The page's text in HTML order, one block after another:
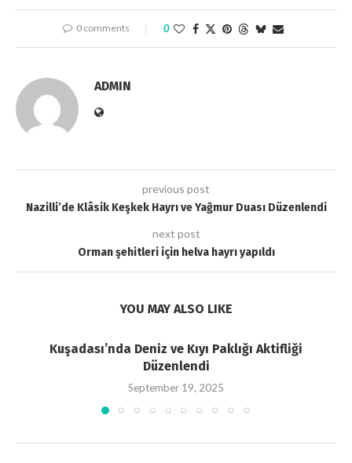
0 comments 0
ADMIN
previous post
Nazilli’de Klâsik Keşkek Hayrı ve Yağmur Duası Düzenlendi
next post
Orman şehitleri için helva hayrı yapıldı
YOU MAY ALSO LIKE
Kuşadası’nda Deniz ve Kıyı Paklığı Aktifliği
Düzenlendi
September 19, 2025